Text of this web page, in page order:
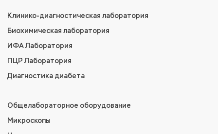
Клинико-диагностическая лаборатория
Биохимическая лаборатория
ИФА Лаборатория
ПЦР Лаборатория
Диагностика диабета
Общелабораторное оборудование
Микроскопы